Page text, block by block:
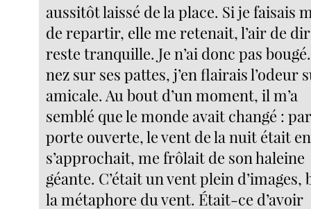
aussitôt laissé de la place. Si je faisais
de repartir, elle me retenait, l’air de
reste tranquille. Je n’ai donc pas
nez sur ses pattes, j’en flairais l’odeur
amicale. Au bout d’un moment, il m’a
semblé que le monde avait changé :
porte ouverte, le vent de la nuit était
s’approchait, me frôlait de son haleine
géante. C’était un vent plein d’images,
la métaphore du vent. Était-ce d’avoir